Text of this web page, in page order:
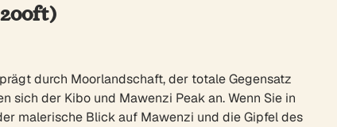
durch Moorlandschaft, der totale Gegensatz
sich der Kibo und Mawenzi Peak an. Wenn Sie in
malerische Blick auf Mawenzi und die Gipfel des